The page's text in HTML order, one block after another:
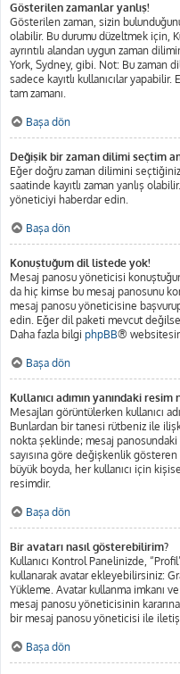
Gösterilen zamanlar yanlış!
Gösterilen zaman, sizin
olabilir. Bu durumu düzeltmek için,
ayrıntılı alandan uygun zaman
York, Sydney, gibi. Not: Bu zaman
sadece kayıtlı kullanıcılar
tam zamanı.
Başa dön
Değişik bir zaman dilimi seçtim
Eğer doğru zaman dilimini
saatinde kayıtlı zaman yanlış
yöneticiyi haberdar edin.
Başa dön
Konuştuğum dil listede yok!
Mesaj panosu yöneticisi
da hiç kimse bu mesaj panosunu
mesaj panosu yöneticisine
edin. Eğer dil paketi mevcut
Daha fazla bilgi phpBB®
Başa dön
Kullanıcı adımın yanındaki resim
Mesajları görüntülerken kullanıcı
Bunlardan bir tanesi rütbeniz ile
nokta şeklinde; mesaj
sayısına göre değişkenlik
büyük boyda, her kullanıcı için
resimdir.
Başa dön
Bir avatarı nasıl gösterebilirim?
Kullanıcı Kontrol Panelinizde,
kullanarak avatar ekleyebilirsiniz:
Yükleme. Avatar kullanma imkanı
mesaj panosu yöneticisinin kararına
bir mesaj panosu yöneticisi ile
Başa dön